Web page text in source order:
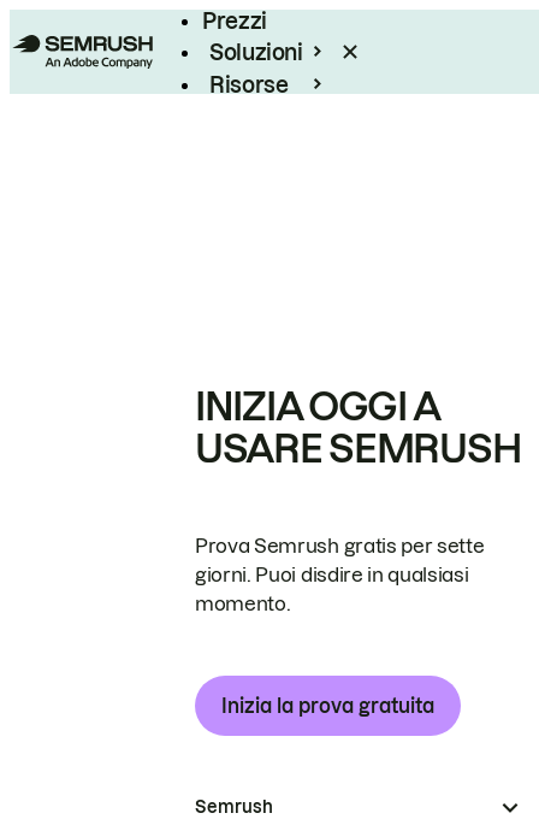
Prezzi
Soluzioni
Risorse
INIZIA OGGI A
USARE SEMRUSH
Prova Semrush gratis per sette
giorni. Puoi disdire in qualsiasi
momento.
Inizia la prova gratuita
Semrush